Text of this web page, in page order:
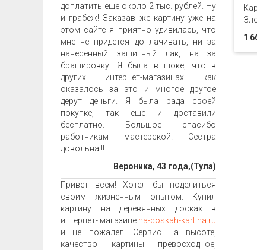
1
доплатить еще около 2 тыс. рублей. Ну
и грабеж! Заказав же картину уже на
этом сайте я приятно удивилась, что
мне не придется доплачивать, ни за
нанесенный защитный лак, на за
брашировку. Я была в шоке, что в
других интернет-магазинах как
оказалось за это и многое другое
дерут деньги. Я была рада своей
покупке, так еще и доставили
бесплатно. Большое спасибо
работникам мастерской! Сестра
довольна!!!
Вероника, 43 года,(Тула)
Привет всем! Хотел бы поделиться
своим жизненным опытом. Купил
картину на деревянных досках в
интернет- магазине na-doskah-kartina.ru
и не пожалел. Сервис на высоте,
качество картины превосходное,